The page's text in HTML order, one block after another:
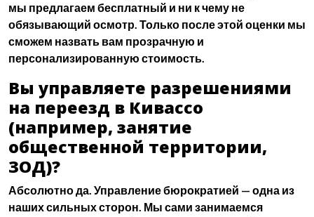
мы предлагаем бесплатный и ни к чему не
обязывающий осмотр. Только после этой оценки мы
сможем назвать вам прозрачную и
персонализированную стоимость.
Вы управляете разрешениями
на переезд в Кивассо
(например, занятие
общественной территории,
ЗОД)?
Абсолютно да. Управление бюрократией — одна из
наших сильных сторон. Мы сами занимаемся